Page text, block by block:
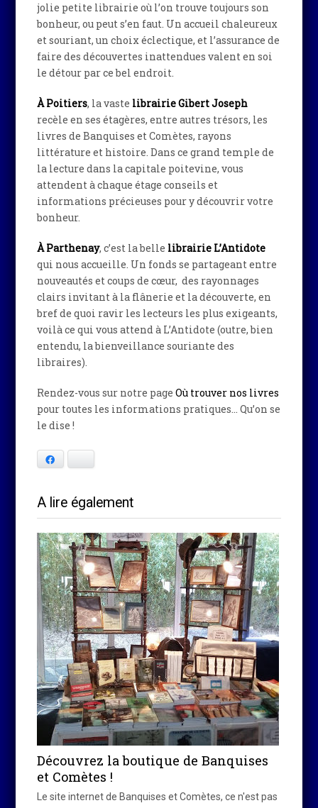
jolie petite librairie où l’on trouve toujours son
bonheur, ou peut s’en faut. Un accueil chaleureux
et souriant, un choix éclectique, et l’assurance de
faire des découvertes inattendues valent en soi
le détour par ce bel endroit.
À Poitiers, la vaste librairie Gibert Joseph
recèle en ses étagères, entre autres trésors, les
livres de Banquises et Comètes, rayons
littérature et histoire. Dans ce grand temple de
la lecture dans la capitale poitevine, vous
attendent à chaque étage conseils et
informations précieuses pour y découvrir votre
bonheur.
À Parthenay, c’est la belle librairie L’Antidote
qui nous accueille. Un fonds se partageant entre
nouveautés et coups de cœur, des rayonnages
clairs invitant à la flânerie et la découverte, en
bref de quoi ravir les lecteurs les plus exigeants,
voilà ce qui vous attend à L’Antidote (outre, bien
entendu, la bienveillance souriante des
libraires).
Rendez-vous sur notre pageOù trouver nos livres
pour toutes les informations pratiques… Qu’on se
le dise !
A lire également
Découvrez la boutique de Banquises
et Comètes !
Le site internet de Banquises et Comètes, ce n'est pas